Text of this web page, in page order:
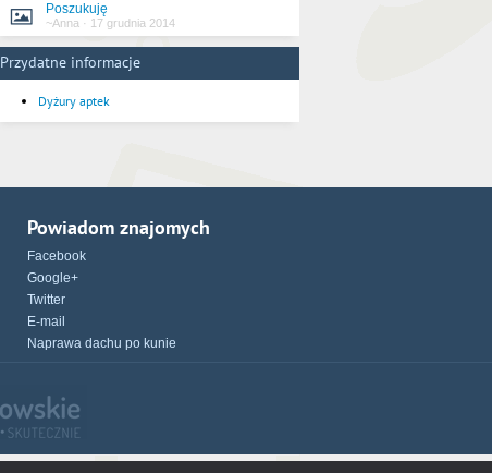
Poszukuję
~Anna · 17 grudnia 2014
Przydatne informacje
Dyżury aptek
Powiadom znajomych
Facebook
Google+
Twitter
E-mail
Naprawa dachu po kunie